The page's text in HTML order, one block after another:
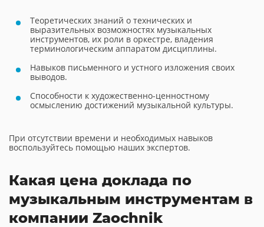
Теоретических знаний о технических и
выразительных возможностях музыкальных
инструментов, их роли в оркестре, владения
терминологическим аппаратом дисциплины.
Навыков письменного и устного изложения своих
выводов.
Способности к художественно-ценностному
осмыслению достижений музыкальной культуры.
При отсутствии времени и необходимых навыков
воспользуйтесь помощью наших экспертов.
Какая цена доклада по
музыкальным инструментам в
компании Zaochnik